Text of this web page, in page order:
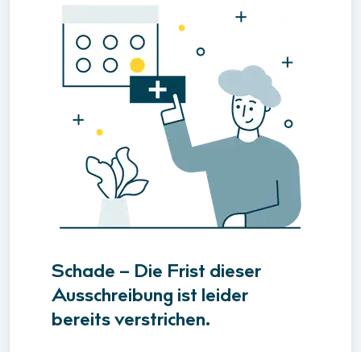
Schade – Die Frist dieser
Ausschreibung ist leider
bereits verstrichen.